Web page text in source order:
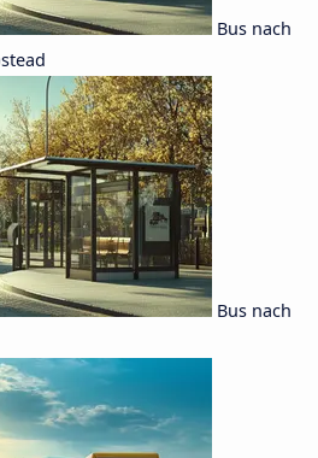
Bus nach
Bus nach